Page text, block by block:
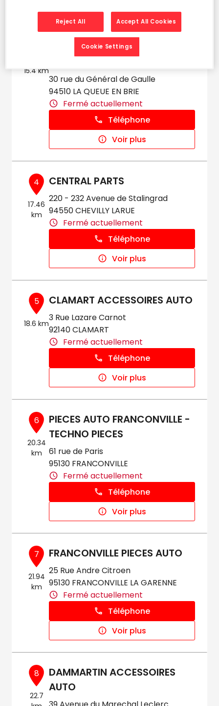
15.4 km
PIECES AUTO LA QUEUE-EN-
30 rue du Général de Gaulle
94510 LA QUEUE EN BRIE
Fermé actuellement
Téléphone
Voir plus
4
17.46
km
CENTRAL PARTS
220 - 232 Avenue de Stalingrad
94550 CHEVILLY LARUE
Fermé actuellement
Téléphone
Voir plus
5
18.6 km
CLAMART ACCESSOIRES AUTO
3 Rue Lazare Carnot
92140 CLAMART
Fermé actuellement
Téléphone
Voir plus
6
20.34
km
PIECES AUTO FRANCONVILLE -
TECHNO PIECES
61 rue de Paris
95130 FRANCONVILLE
Fermé actuellement
Téléphone
Voir plus
7
21.94
km
FRANCONVILLE PIECES AUTO
25 Rue Andre Citroen
95130 FRANCONVILLE LA GARENNE
Fermé actuellement
Téléphone
Voir plus
8
22.7
DAMMARTIN ACCESSOIRES
AUTO
Reject All Accept All Cookies
Cookie Settings